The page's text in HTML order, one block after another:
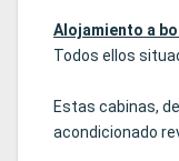
Alojamiento a
Todos ellos
Estas cabinas,
acondicionado